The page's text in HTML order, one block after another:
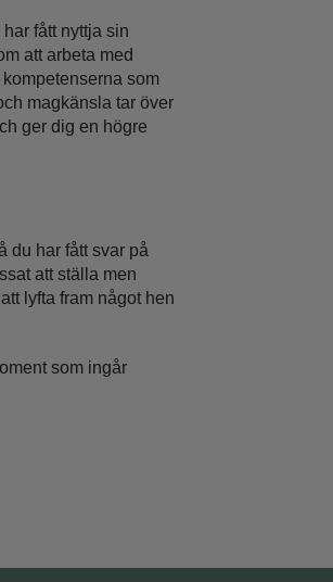
fått nyttja sin
att arbeta med
som
magkänsla tar över
ger dig en högre
du har fått svar på
att ställa men
lyfta fram något hen
som ingår